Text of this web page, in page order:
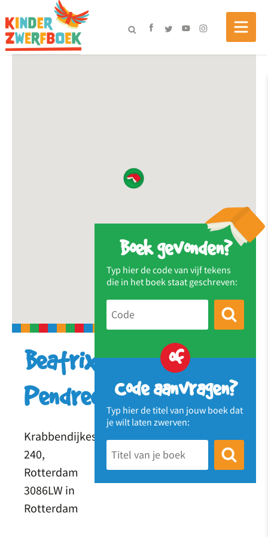
Boek gevonden?
Typ hier de code van vijf tekens
die in het boek staat geschreven:
of
Code aanvragen?
Typ hier de titel van jouw boek dat
je wilt laten zwerven:
Beatrixschool
Pendrecht
Krabbendijkestraat
240,
Rotterdam
3086LW in
Rotterdam